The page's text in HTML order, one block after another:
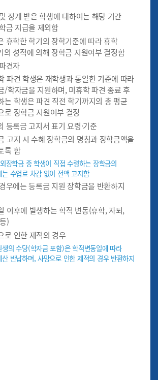
징계 받은 학생에 대하여는 해당 기간
금 지급을 제외함
휴학한 학기의 장학기준에 따라 휴학
의 성적에 의해 장학금 지원여부 결정함
견자
파견 학생은 재학생과 동일한 기준에 따라
/학자금을 지원하며, 미휴학 파견 종료 후
는 학생은 파견 직전 학기까지의 총 평균
로 장학금 지원여부 결정
등록금 고지서 표기 요령·기준
고지 시 수혜 장학금의 명칭과 장학금액을
록 함
장학금 중 학생이 직접 수령하는 장학금의
는 수업료 차감 없이 전액 고지함
우에는 등록금 지원 장학금을 반환하지
이후에 발생하는 학적 변동(휴학, 자퇴,
)
로 인한 제적의 경우
생의 수당(학자금 포함)은 학적변동일에 따라
산 반납하며, 사망으로 인한 제적의 경우 반환하지